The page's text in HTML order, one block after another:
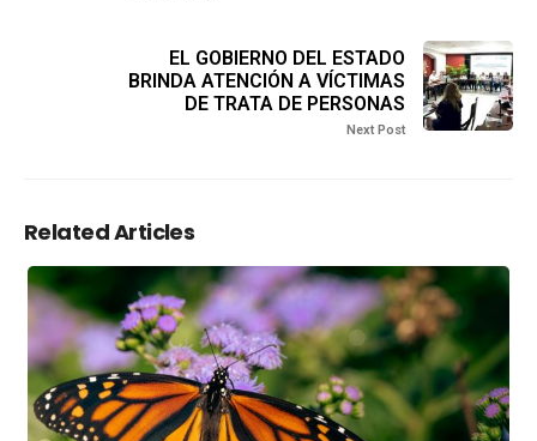
EL GOBIERNO DEL ESTADO
BRINDA ATENCIÓN A VÍCTIMAS
DE TRATA DE PERSONAS
Next Post
Related Articles